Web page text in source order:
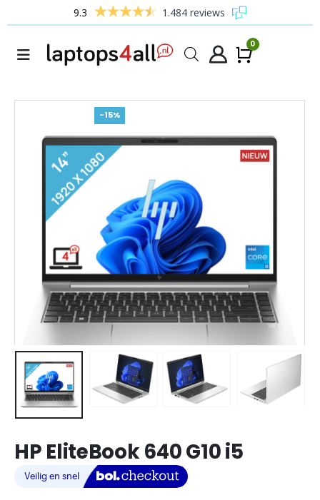
9.3 1.484 reviews
0
-15%
HP EliteBook 640 G10 i5